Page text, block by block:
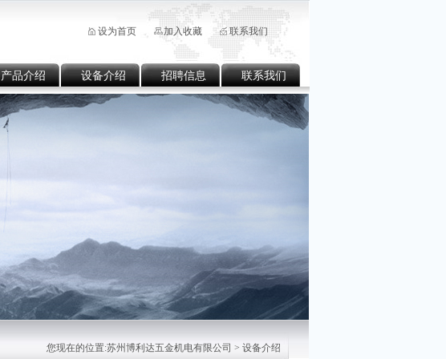
联系我们
加入收藏
设为首页
产品介绍 设备介绍 招聘信息 联系我们
您现在的位置:苏州博利达五金机电有限公司 > 设备介绍